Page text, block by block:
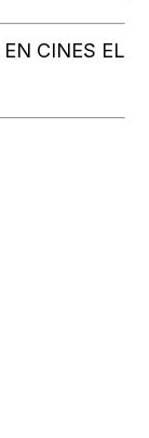
CINES EL